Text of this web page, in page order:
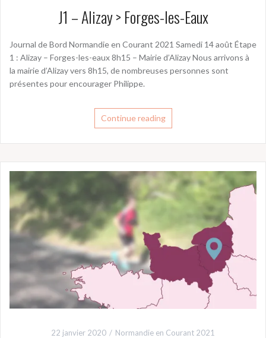
J1 – Alizay > Forges-les-Eaux
Journal de Bord Normandie en Courant 2021 Samedi 14 août Étape
1 : Alizay – Forges-les-eaux 8h15 – Mairie d’Alizay Nous arrivons à
la mairie d’Alizay vers 8h15, de nombreuses personnes sont
présentes pour encourager Philippe.
Continue reading
22 janvier 2020 Normandie en Courant 2021